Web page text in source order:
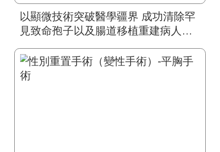
以顯微技術突破醫學疆界 成功清除罕
見致命孢子以及腸道移植重建病人聲